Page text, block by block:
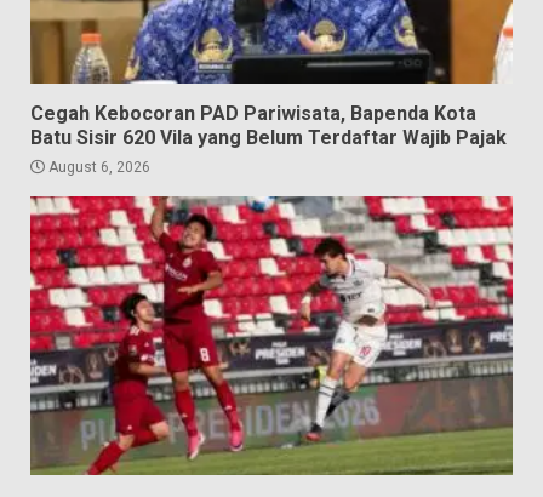
Cegah Kebocoran PAD Pariwisata, Bapenda Kota
Batu Sisir 620 Vila yang Belum Terdaftar Wajib Pajak
August 6, 2026